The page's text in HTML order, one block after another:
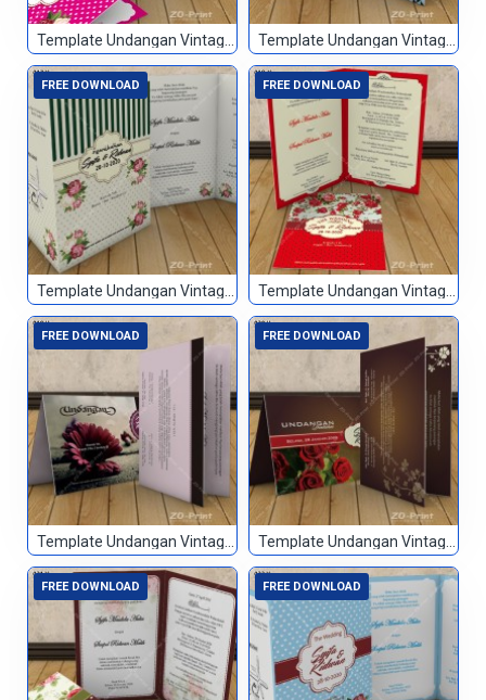
Template Undangan Vintage 015 Template Undangan Vintage 016
FREE DOWNLOAD
Template Undangan Vintage 017
FREE DOWNLOAD
Template Undangan Vintage 018
FREE DOWNLOAD
Template Undangan Vintage 019
FREE DOWNLOAD
Template Undangan Vintage 020
FREE DOWNLOAD FREE DOWNLOAD